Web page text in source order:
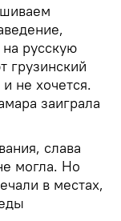
русскую
грузинский
не хочется.
заиграла
слава
могла. Но
в местах,